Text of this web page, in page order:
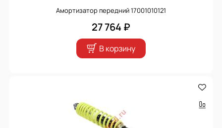
Амортизатор передний 17001010121
27 764 ₽
В корзину